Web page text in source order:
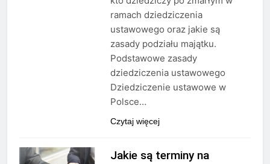
ramach dziedziczenia
ustawowego oraz jakie są
zasady podziału majątku.
Podstawowe zasady
dziedziczenia ustawowego
Dziedziczenie ustawowe w
Polsce…
Czytaj więcej
Jakie są terminy na